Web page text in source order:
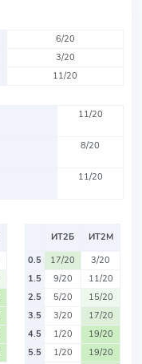
6/20
3/20
11/20
11/20
8/20
11/20
ИТ2Б
ИТ2М
0.5
17/20
3/20
1.5
9/20
11/20
2.5
5/20
15/20
3.5
3/20
17/20
4.5
1/20
19/20
5.5
1/20
19/20